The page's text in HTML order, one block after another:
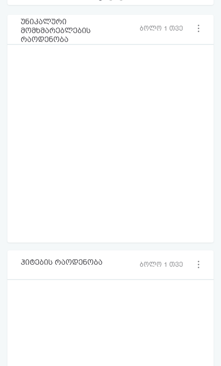
უნიკალური
მომხმარებლების
რაოდენობა
ბოლო 1 თვე
ჰიტების რაოდენობა ბოლო 1 თვე